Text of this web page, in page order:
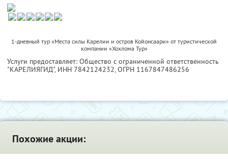
1-дневный тур «Места силы Карелии и остров Койонсаари» от туристической
компании «Хохлома Тур»
Услуги предоставляет: Общество с ограниченной ответственность
"КАРЕЛИЯГИД", ИНН 7842124232, ОГРН 1167847486256
Похожие акции: